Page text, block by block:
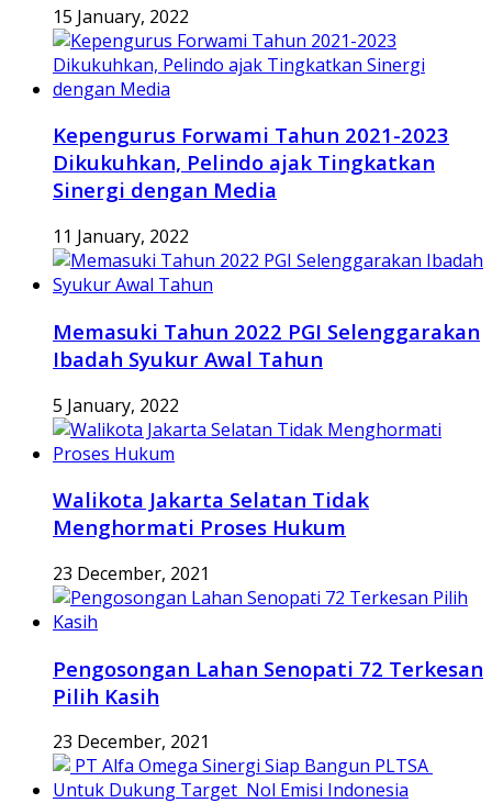
15 January, 2022
Kepengurus Forwami Tahun 2021-2023
Dikukuhkan, Pelindo ajak Tingkatkan
Sinergi dengan Media
11 January, 2022
Memasuki Tahun 2022 PGI Selenggarakan
Ibadah Syukur Awal Tahun
5 January, 2022
Walikota Jakarta Selatan Tidak
Menghormati Proses Hukum
23 December, 2021
Pengosongan Lahan Senopati 72 Terkesan
Pilih Kasih
23 December, 2021